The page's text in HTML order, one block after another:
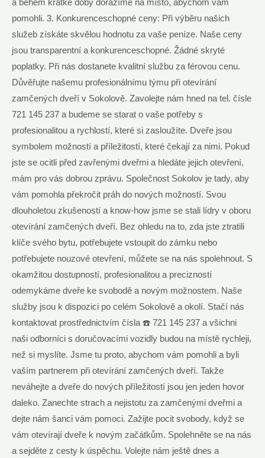
a během krátké doby dorazíme na místo, abychom vám
pomohli. 3. Konkurenceschopné ceny: Při výběru našich
služeb získáte skvělou hodnotu za vaše peníze. Naše ceny
jsou transparentní a konkurenceschopné. Žádné skryté
poplatky. Při nás dostanete kvalitní službu za férovou cenu.
Důvěřujte našemu profesionálnímu týmu při otevírání
zamčených dveří v Sokolově. Zavolejte nám hned na tel. čísle
721 145 237 a budeme se starat o vaše potřeby s
profesionalitou a rychlostí, které si zasloužíte. Dveře jsou
symbolem možností a příležitostí, které čekají za nimi. Pokud
jste se ocitli před zavřenými dveřmi a hledáte jejich otevření,
mám pro vás dobrou zprávu. Společnost Sokolov je tady, aby
vám pomohla překročit práh do nových možností. Svou
dlouholetou zkušeností a know-how jsme se stali lídry v oboru
otevírání zamčených dveří. Bez ohledu na to, zda jste ztratili
klíče svého bytu, potřebujete vstoupit do zámku nebo
potřebujete nouzové otevření, můžete se na nás spolehnout. S
okamžitou dostupností, profesionalitou a precizností
odemykáme dveře ke svobodě a novým možnostem. Naše
služby jsou k dispozici po celém Sokolově a okolí. Stačí nás
kontaktovat prostřednictvím čísla ☎️ 721 145 237 a všichni
naši odborníci s doručovacími vozidly budou na místě rychleji,
než si myslíte. Jsme tu proto, abychom vám pomohli a byli
vaším partnerem při otevírání zamčených dveří. Takže
neváhejte a dveře do nových příležitostí jsou jen jeden hovor
daleko. Zanechte strach a nejistotu za zamčenými dveřmi a
dejte nám šanci vám pomoci. Zažijte pocit svobody, když se
vám otevírají dveře k novým začátkům. Spolehněte se na nás
a sejděte z cesty k úspěchu. Volejte nám ještě dnes a